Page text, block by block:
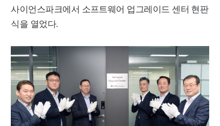
사이언스파크에서 소프트웨어 업그레이드 센터 현판
식을 열었다.